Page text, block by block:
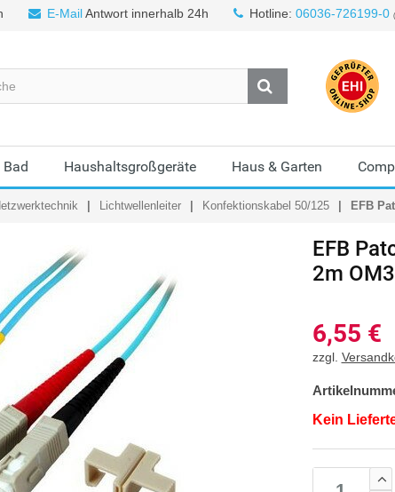
E-MailAntwort innerhalb 24h Hotline: 06036-726199-0
Bad Haushaltsgroßgeräte Haus & Garten
Lichtwellenleiter Konfektionskabel 50/125 EFB
EFB
2m OM3
6,55 €
zzgl.
Kein